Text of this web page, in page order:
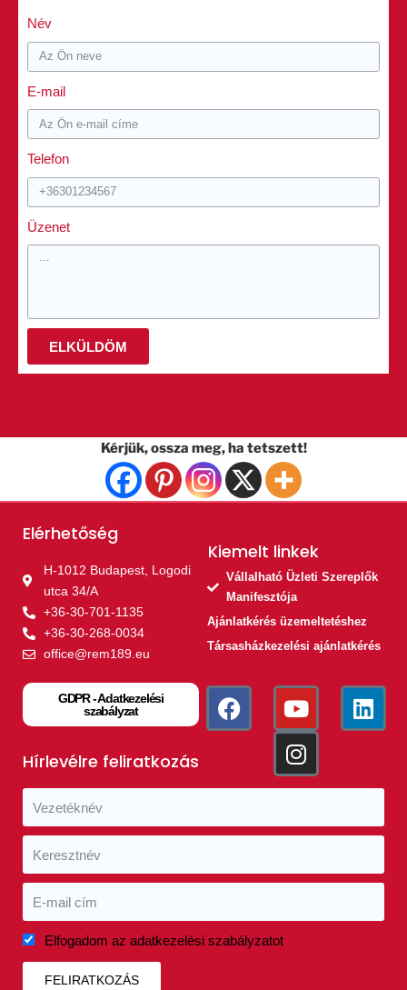
Név
E-mail
Telefon
Üzenet
ELKÜLDÖM
Kérjük, ossza meg, ha tetszett!
Elérhetőség
H-1012 Budapest, Logodi
utca 34/A
+36-30-701-1135
+36-30-268-0034
office@rem189.eu
GDPR - Adatkezelési
szabályzat
Kiemelt linkek​
Vállalható Üzleti Szereplők
Manifesztója
Ajánlatkérés üzemeltetéshez
Társasházkezelési ajánlatkérés
Hírlevélre feliratkozás
Elfogadom az adatkezelési szabályzatot
FELIRATKOZÁS